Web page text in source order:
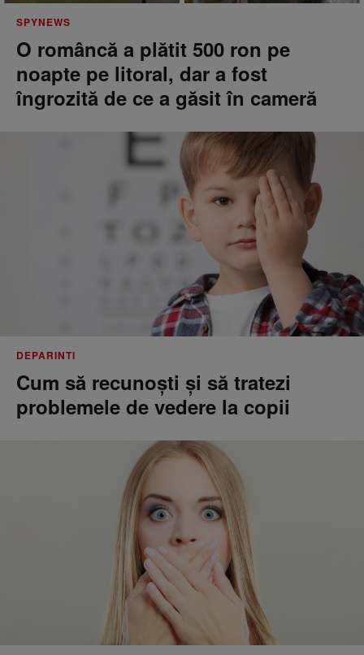
SPYNEWS
O româncă a plătit 500 ron pe
noapte pe litoral, dar a fost
îngrozită de ce a găsit în cameră
DEPARINTI
Cum să recunoști și să tratezi
problemele de vedere la copii